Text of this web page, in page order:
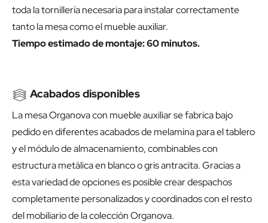
toda la tornillería necesaria para instalar correctamente
tanto la mesa como el mueble auxiliar.
Tiempo estimado de montaje: 60 minutos.
Acabados disponibles
La mesa Organova con mueble auxiliar se fabrica bajo
pedido en diferentes acabados de melamina para el tablero
y el módulo de almacenamiento, combinables con
estructura metálica en blanco o gris antracita. Gracias a
esta variedad de opciones es posible crear despachos
completamente personalizados y coordinados con el resto
del mobiliario de la colección Organova.